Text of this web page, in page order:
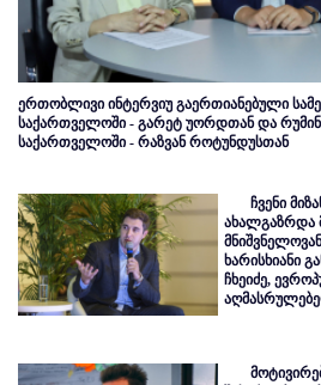
ერთობლივი ინტერვიუ გაერთიანებული
საქართველოში - გარეტ უორდთან და
საქართველოში - რაზვან როტუნდუსთან
ჩვენი
ახალგაზრდა
ხარისხიანი
ჩხეიძე,